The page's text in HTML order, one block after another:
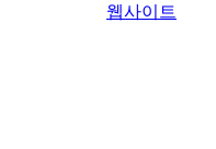
웹사이트